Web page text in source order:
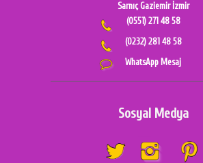
Sarnıç Gaziemir İzmir
(0551) 271 48 58
(0232) 281 48 58
WhatsApp Mesaj
Sosyal Medya